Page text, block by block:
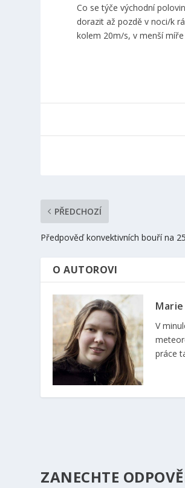
Co se týče východní
dorazit až pozdě v noci/k
kolem 20m/s, v menší
PŘEDCHOZÍ
Předpověď konvektivních bouří na
O AUTOROVI
V
práce
ZANECHTE